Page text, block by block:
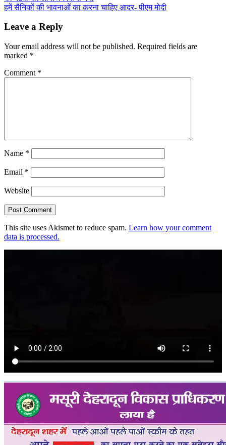
navigation
हमें सैनिकों की भावनाओं का करना चाहिए आदर- पीएम मोदी
Leave a Reply
Your email address will not be published. Required fields are
marked *
Comment *
Name *
Email *
Website
This site uses Akismet to reduce spam. Learn how your comment
data is processed.